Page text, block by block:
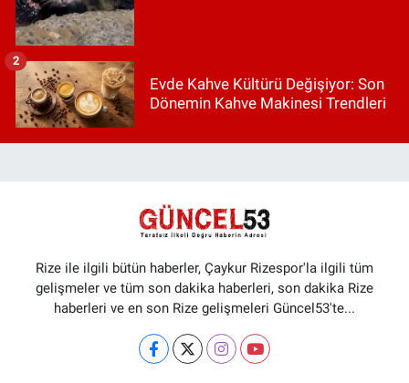
Evde Kahve Kültürü Değişiyor: Son
Dönemin Kahve Makinesi Trendleri
2
Rize ile ilgili bütün haberler, Çaykur Rizespor'la ilgili tüm
gelişmeler ve tüm son dakika haberleri, son dakika Rize
haberleri ve en son Rize gelişmeleri Güncel53'te...